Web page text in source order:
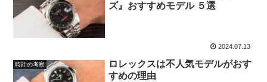
ズ』おすすめモデル ５選
2024.07.13
時計の考察
ロレックスは不人気モデルがおす
すめの理由